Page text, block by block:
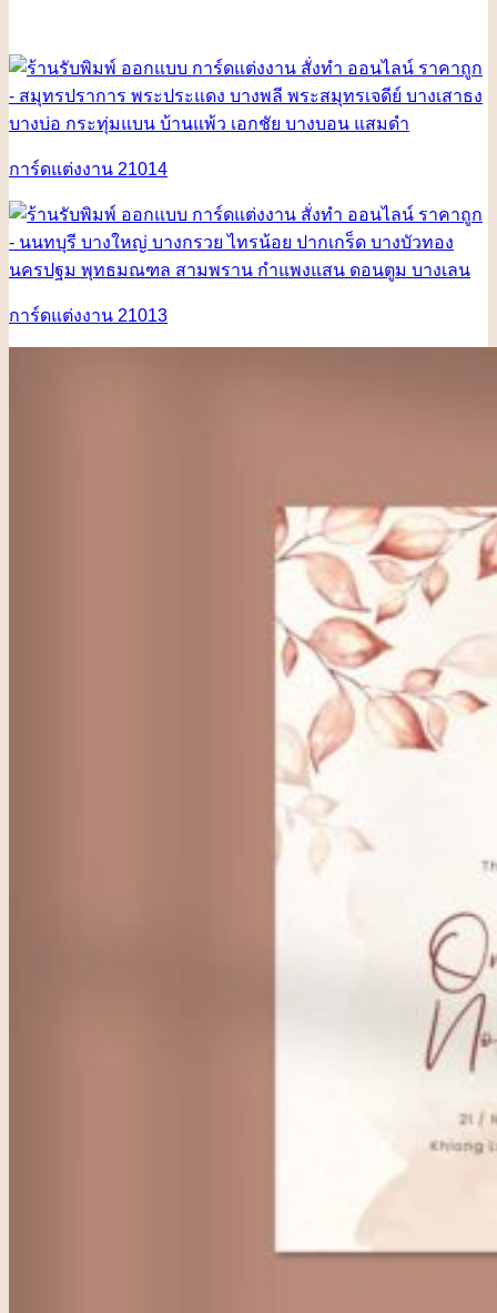
การ์ดแต่งงาน 21014
การ์ดแต่งงาน 21013